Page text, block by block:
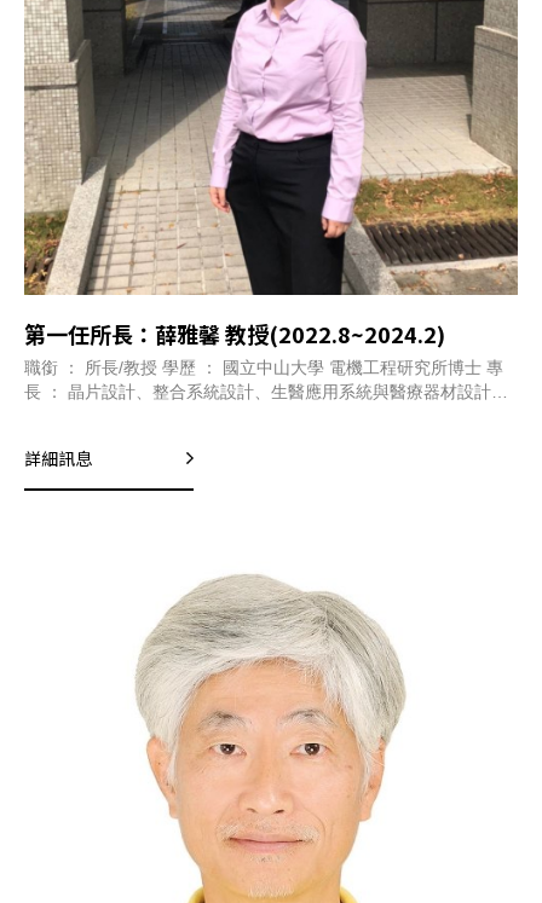
第一任所長：薛雅馨 教授(2022.8~2024.2)
職銜 ： 所長/教授 學歷 ： 國立中山大學 電機工程研究所博士 專
長 ： 晶片設計、整合系統設計、生醫應用系統與醫療器材設計、
詳細訊息